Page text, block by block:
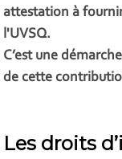
attestation à
l'UVSQ.
C’est une
de cette
Les droits